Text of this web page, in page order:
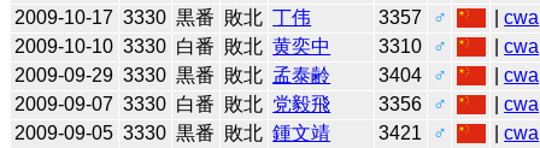
2009-10-17 3330 黒番 敗北 丁伟 3357 ♂ |cwa
2009-10-10 3330 白番 敗北 黄奕中 3310 ♂ |cwa
2009-09-29 3330 黒番 敗北 孟泰齢 3404 ♂ |cwa
2009-09-07 3330 白番 敗北 党毅飛 3356 ♂ |cwa
2009-09-05 3330 黒番 敗北 鍾文靖 3421 ♂ |cwa